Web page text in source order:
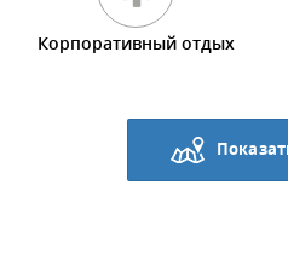
Корпоративный отдых